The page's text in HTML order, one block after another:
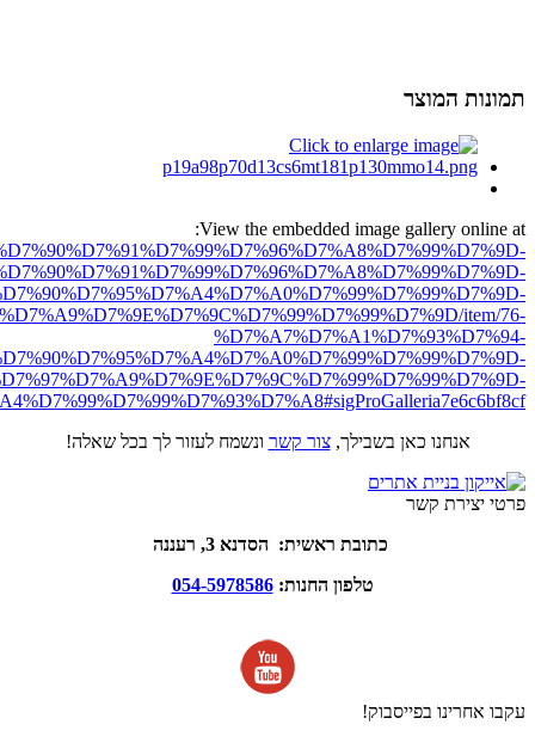
תמונות המוצר
View the embedded image gallery online at:
item/76-
%D7%A7%D7%A1%D7%93%D7%94-
אנחנו כאן בשבילך,צור קשר ונשמח לעזור לך בכל שאלה!
פרטי יצירת קשר
כתובת ראשית: הסדנא 3, רעננה
טלפון החנות:054-5978586
עקבו אחרינו בפייסבוק!